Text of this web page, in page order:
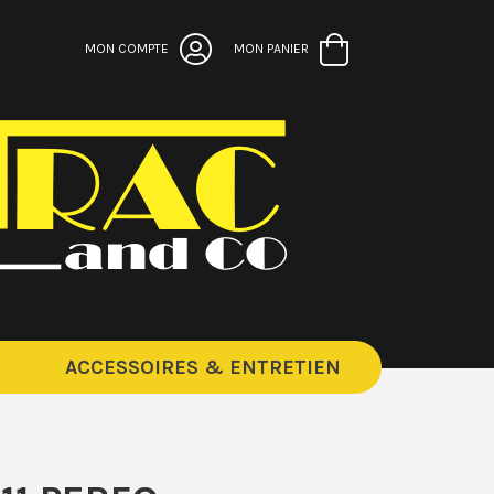
MON COMPTE MON PANIER
ACCESSOIRES & ENTRETIEN